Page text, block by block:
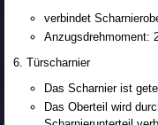
verbindet
Anzugsdrehmoment:
Türscharnier
Das Scharnier ist
Das Oberteil wird